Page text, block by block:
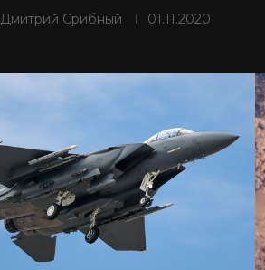
Дмитрий Срибный 01.11.2020